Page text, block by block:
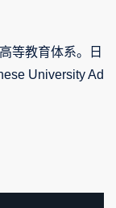
等教育体系。日
University Ad